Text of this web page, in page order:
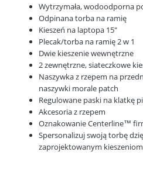
Wytrzymała, wodoodporna
Odpinana torba na ramię
Kieszeń na laptopa 15"
Plecak/torba na ramię 2 w 1
Dwie kieszenie wewnętrzne
2 zewnętrzne, siateczkowe
Naszywka z rzepem na
naszywki morale patch
Regulowane paski na klatkę
Akcesoria z rzepem
Oznakowanie Centerline™
Spersonalizuj swoją torbę
zaprojektowanym kieszeniom